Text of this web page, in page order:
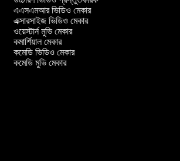
এএসএমআর ভিডিও মেকার
এক্সারসাইজ ভিডিও মেকার
ওয়েস্টার্ন মুভি মেকার
কমার্শিয়াল মেকার
কমেডি ভিডিও মেকার
কমেডি মুভি মেকার